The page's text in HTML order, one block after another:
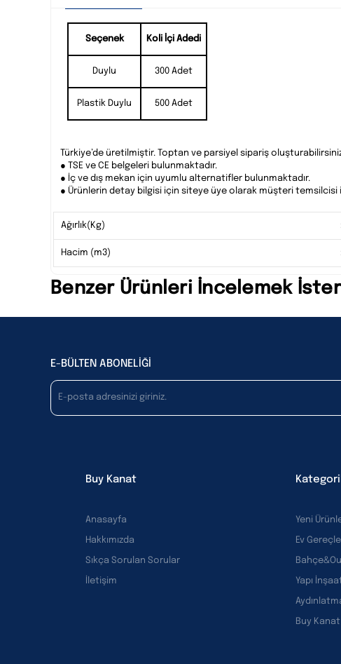
Seçenek Koli İçi Adedi
Duylu 300 Adet
Plastik Duylu 500 Adet
Türkiye’de üretilmiştir. Toptan ve parsiyel sipariş
● TSE ve CE belgeleri bulunmaktadır.
● İç ve dış mekan için uyumlu alternatifler bulunmaktadır.
● Ürünlerin detay bilgisi için siteye üye olarak müşteri temsilcisi
Ağırlık(Kg)
Hacim (m3)
Benzer Ürünleri İncelemek
E-BÜLTEN ABONELİĞİ
Buy Kanat
Anasayfa
Hakkımızda
Sıkça Sorulan Sorular
İletişim
Yeni
Ev
Yapı
Buy